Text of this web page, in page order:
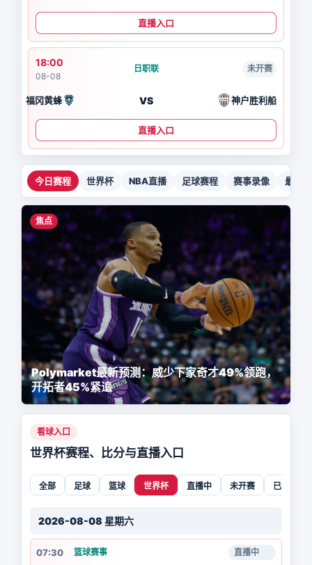
今日赛程 世界杯 NBA直播 足球赛程 赛事录像 最新
焦点
Polymarket最新预测：威少下家奇才49%领跑，
开拓者45%紧追
直播入口
18:00
08-08
日职联
福冈黄蜂 VS 神户胜利船
未开赛
直播入口
看球入口
世界杯赛程、比分与直播入口
足球 篮球
全部 世界杯 直播中 未开赛 已完赛
2026-08-08 星期六
07:30 篮球赛事 直播中